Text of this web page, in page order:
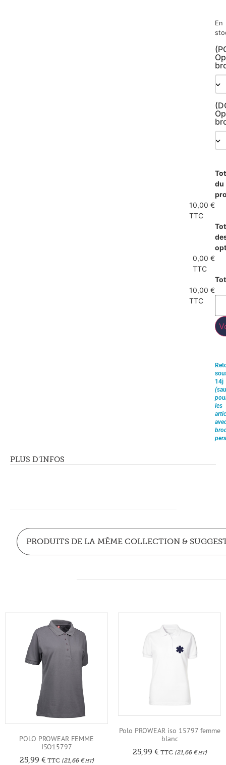
En
du
10,00 €
TTC
0,00 €
TTC
10,00 €
TTC
14j
les
PLUS D'INFOS
PRODUITS DE LA MÊME COLLECTION &
POLO PROWEAR FEMME
ISO15797
25,99 €TTC(21,66 €HT)
Polo PROWEAR iso 15797 femme
blanc
25,99 € TTC(21,66 €HT)